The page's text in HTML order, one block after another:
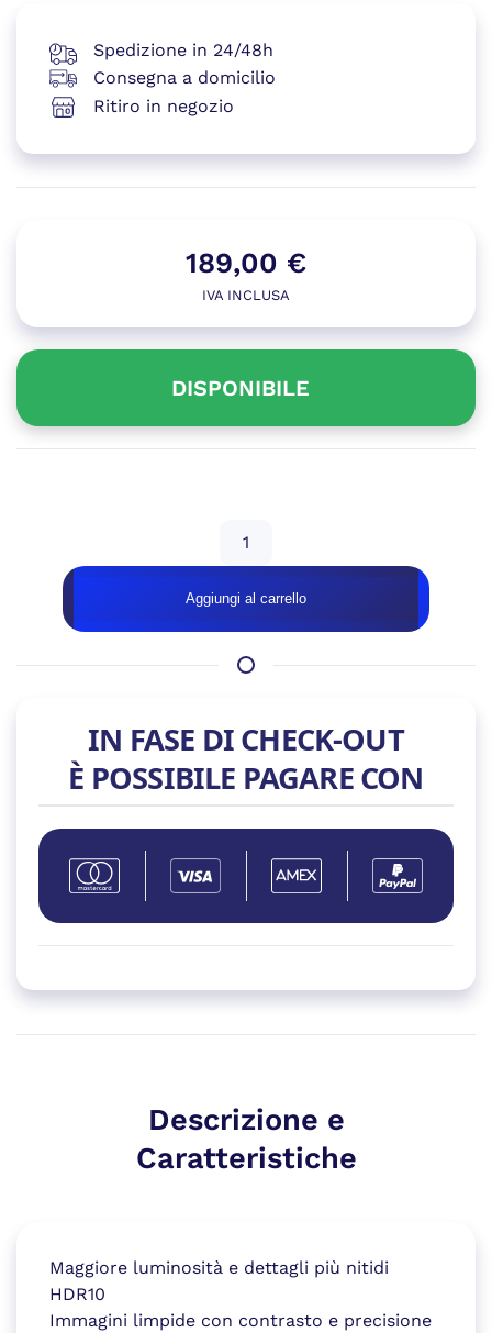
189,00 €
IVA INCLUSA
DISPONIBILE
Spedizione in 24/48h
Consegna a domicilio
Ritiro in negozio
G53F
LS27FG530E
27"
QHD
1ms
HDMI/DP
Aggiungi al carrello
IN FASE DI CHECK-OUT
È POSSIBILE PAGARE CON
Descrizione e
Caratteristiche
Maggiore luminosità e dettagli più nitidi
HDR10
Immagini limpide con contrasto e precisione